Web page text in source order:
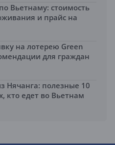
Вьетнаму: стоимость
и прайс на
на лотерею Green
для граждан
Нячанга: полезные 10
кто едет во Вьетнам